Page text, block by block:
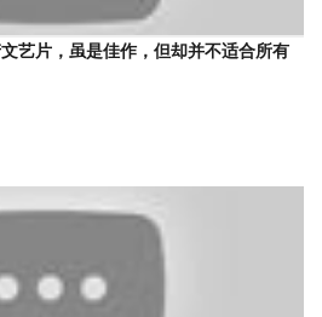
艺片，虽是佳作，但却并不适合所有